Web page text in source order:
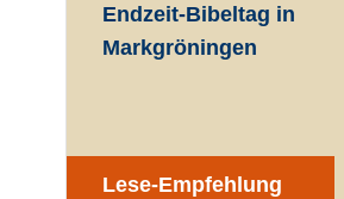
Endzeit-Bibeltag in
Markgröningen
Lese-Empfehlung